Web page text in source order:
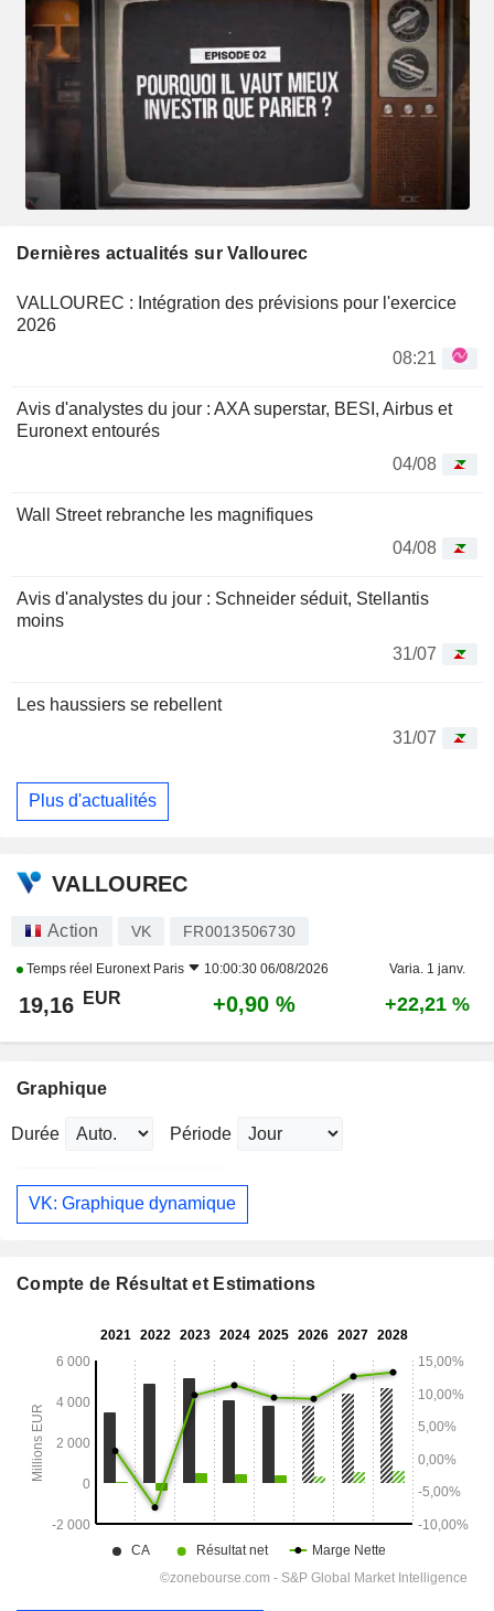
Dernières actualités sur Vallourec
VALLOUREC : Intégration des prévisions pour l'exercice
2026
08:21
Avis d'analystes du jour : AXA superstar, BESI, Airbus et
Euronext entourés
04/08
Wall Street rebranche les magnifiques
04/08
Avis d'analystes du jour : Schneider séduit, Stellantis
moins
31/07
Les haussiers se rebellent
31/07
Plus d'actualités
VALLOUREC
Action VK FR0013506730
Temps réel Euronext Paris 10:00:30 06/08/2026 Varia. 1 janv.
19,16 EUR +0,90 % +22,21 %
Graphique
Durée Période
VK: Graphique dynamique
Compte de Résultat et Estimations